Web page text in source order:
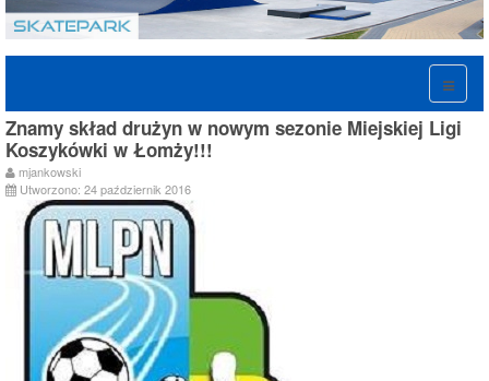
Znamy skład drużyn w nowym sezonie Miejskiej Ligi
Koszykówki w Łomży!!!
mjankowski
Utworzono: 24 październik 2016